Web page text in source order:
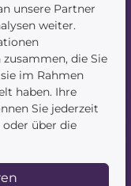
unsere Partner
weiter.
die Sie
im Rahmen
haben. Ihre
Sie jederzeit
über die